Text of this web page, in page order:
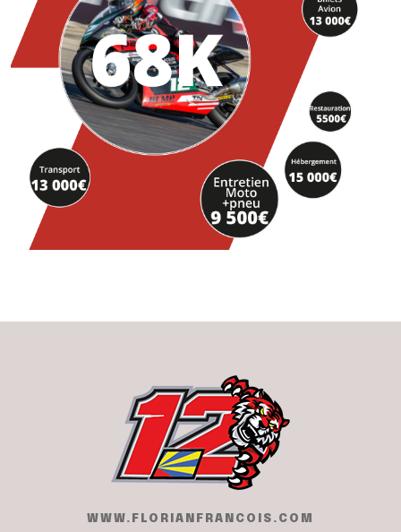
WWW.FLORIANFRANCOIS.COM